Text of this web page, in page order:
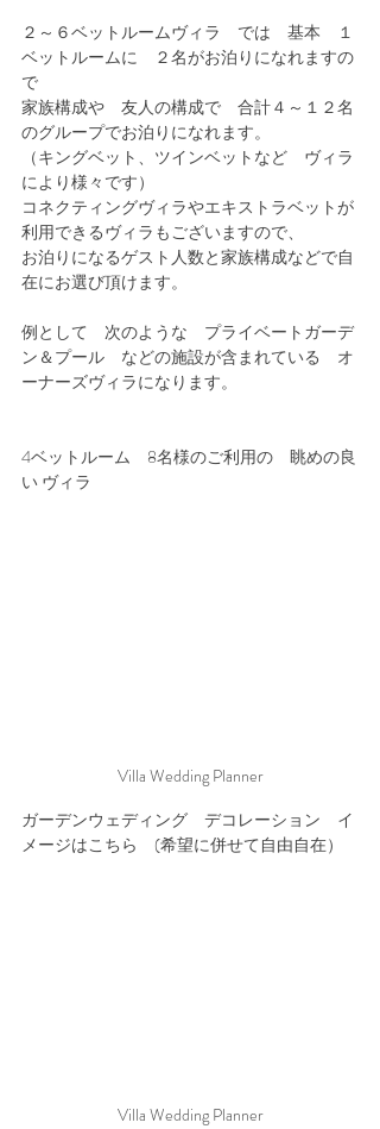
２～６ベットルームヴィラ　では　基本　１
ベットルームに　２名がお泊りになれますの
で
家族構成や　友人の構成で　合計４～１２名
のグループでお泊りになれます。
（キングベット、ツインベットなど　ヴィラ
により様々です）
コネクティングヴィラやエキストラベットが
利用できるヴィラもございますので、
お泊りになるゲスト人数と家族構成などで自
在にお選び頂けます。
例として　次のような　プライベートガーデ
ン＆プール　などの施設が含まれている　オ
ーナーズヴィラになります。
4ベットルーム　8名様のご利用の　眺めの良
い ヴィラ
Villa Wedding Planner
ガーデンウェディング　デコレーション　イ
メージはこちら　(希望に併せて自由自在）
Villa Wedding Planner